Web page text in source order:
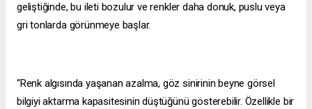
geliştiğinde, bu ileti bozulur ve renkler daha donuk, puslu veya
gri tonlarda görünmeye başlar.
“Renk algısında yaşanan azalma, göz sinirinin beyne görsel
bilgiyi aktarma kapasitesinin düştüğünü gösterebilir. Özellikle bir